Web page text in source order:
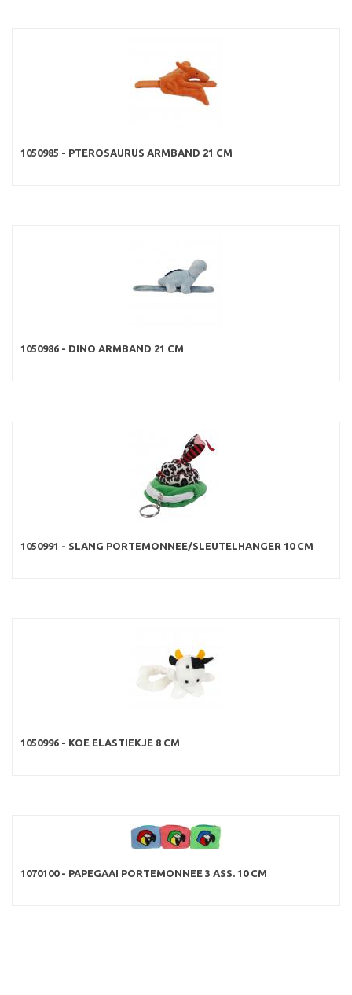
1050985 - PTEROSAURUS ARMBAND 21 CM
1050986 - DINO ARMBAND 21 CM
1050991 - SLANG PORTEMONNEE/SLEUTELHANGER 10 CM
1050996 - KOE ELASTIEKJE 8 CM
1070100 - PAPEGAAI PORTEMONNEE 3 ASS. 10 CM